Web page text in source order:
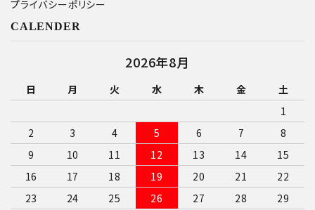
プライバシーポリシー
CALENDER
2026年8月
日 月 火 水 木 金
土
1
2
3 4 5 6 7
8
9
10 11 12 13 14
15
16
17 18 19 20 21
22
23
24 25 26 27 28 29